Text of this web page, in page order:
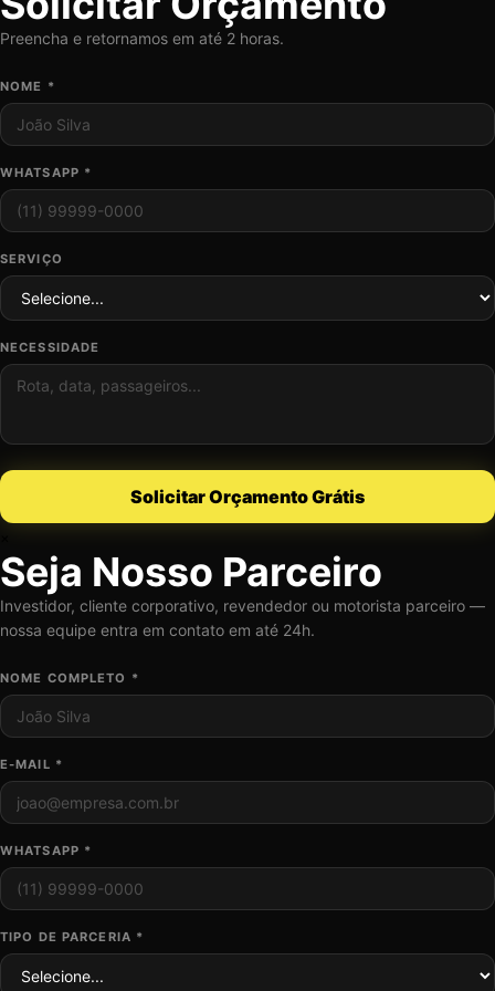
Preencha e retornamos em até 2 horas.
NOME *
WHATSAPP *
SERVIÇO
NECESSIDADE
Solicitar Orçamento Grátis
Seja Nosso Parceiro
Investidor, cliente corporativo, revendedor ou motorista parceiro —
nossa equipe entra em contato em até 24h.
NOME COMPLETO *
E-MAIL *
WHATSAPP *
TIPO DE PARCERIA *